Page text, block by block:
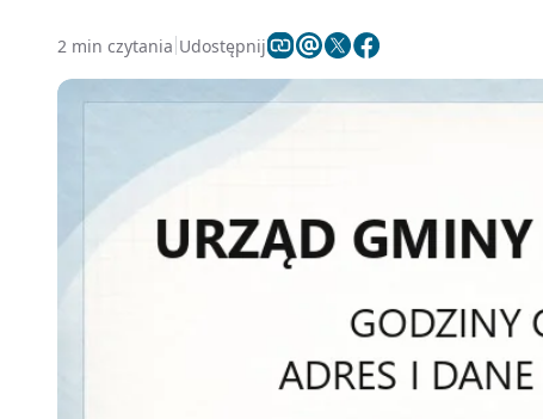
2 min czytania Udostępnij